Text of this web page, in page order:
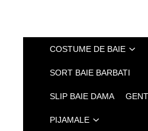
COSTUME DE BAIE
SORT BAIE BARBATI
SLIP BAIE DAMA
PIJAMALE